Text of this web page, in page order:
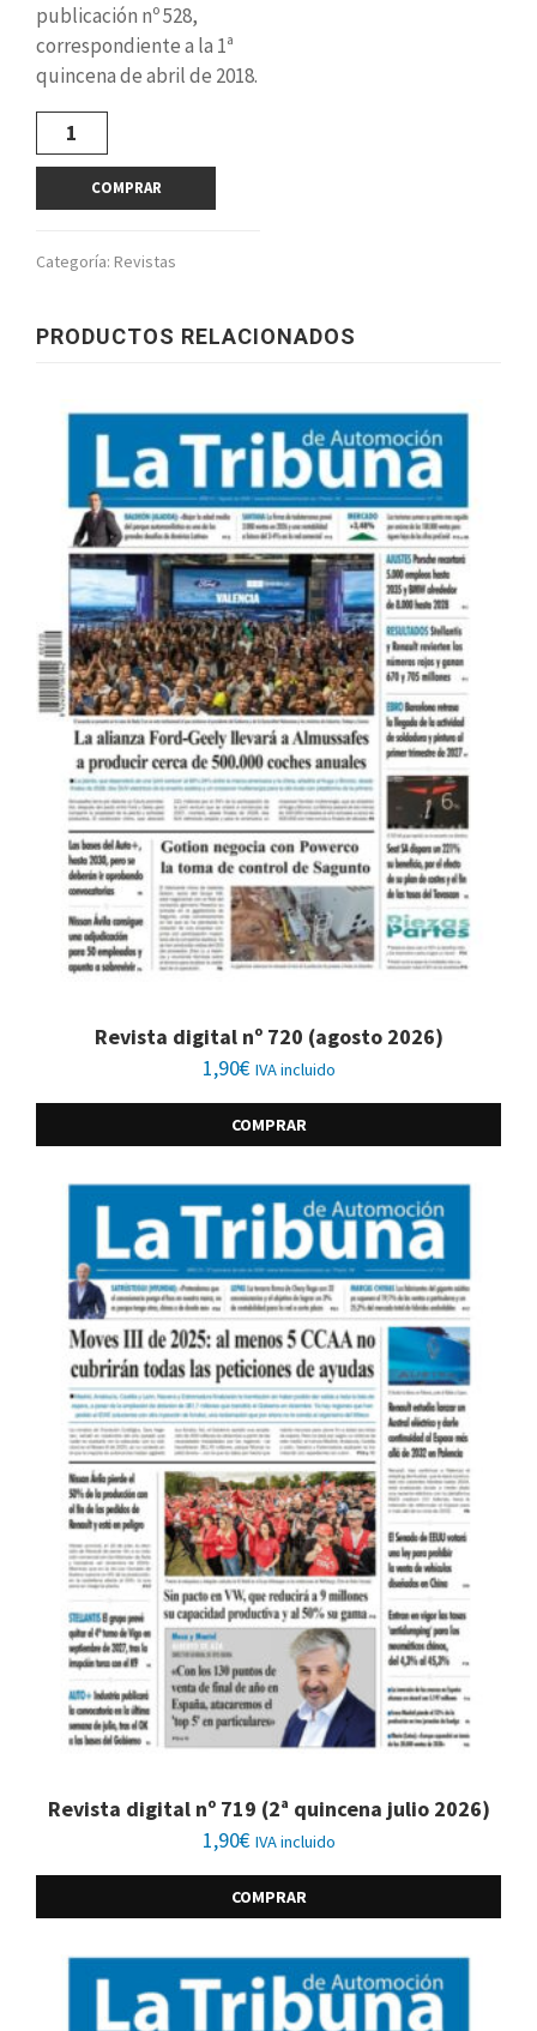
publicación nº 528,
correspondiente a la 1ª
quincena de abril de 2018.
Revista
digital
nº
abril
cantidad
COMPRAR
Categoría: Revistas
PRODUCTOS RELACIONADOS
Revista digital nº 720 (agosto 2026)
1,90€ IVA incluido
COMPRAR
Revista digital nº 719 (2ª quincena julio 2026)
1,90€ IVA incluido
COMPRAR